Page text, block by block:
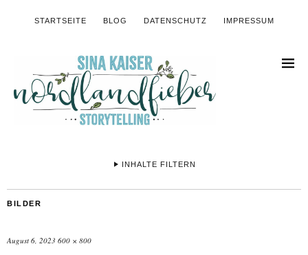
STARTSEITE BLOG DATENSCHUTZ IMPRESSUM
INHALTE FILTERN
BILDER
August 6, 2023 600 × 800